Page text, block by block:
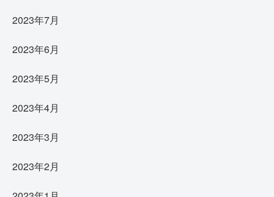
2023年7月
2023年6月
2023年5月
2023年4月
2023年3月
2023年2月